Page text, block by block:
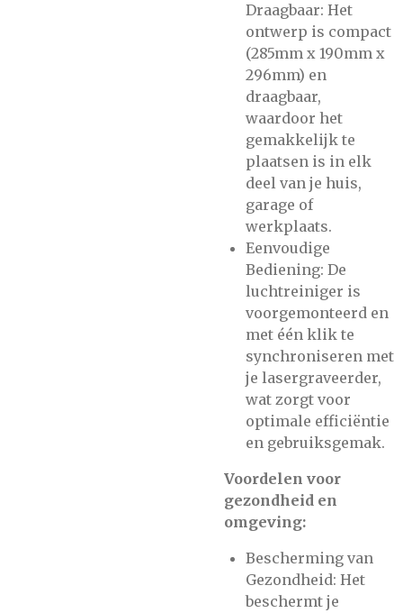
Draagbaar: Het
ontwerp is compact
(285mm x 190mm x
296mm) en
draagbaar,
waardoor het
gemakkelijk te
plaatsen is in elk
deel van je huis,
garage of
werkplaats​.
Eenvoudige
Bediening: De
luchtreiniger is
voorgemonteerd en
met één klik te
synchroniseren met
je lasergraveerder,
wat zorgt voor
optimale efficiëntie
en gebruiksgemak​.
Voordelen voor
gezondheid en
omgeving:
Bescherming van
Gezondheid: Het
beschermt je